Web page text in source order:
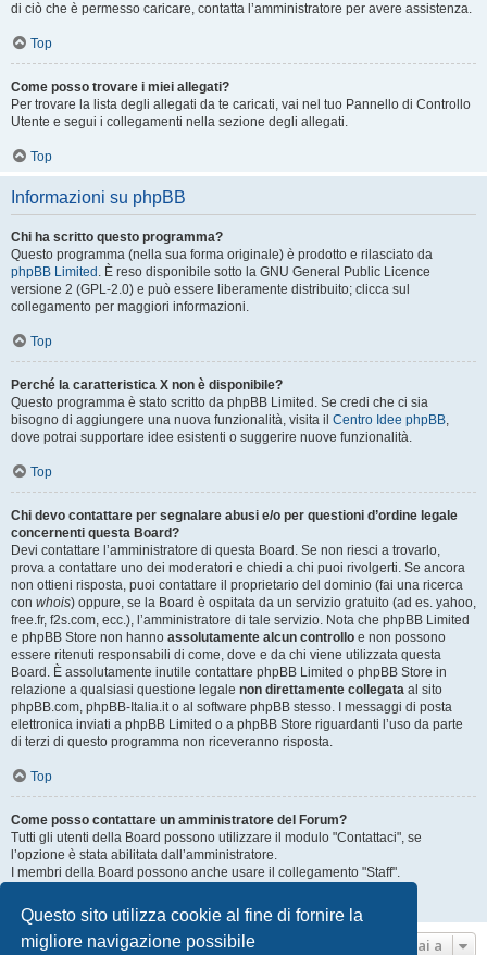
Questo sito utilizza cookie al fine di fornire la
migliore navigazione possibile
di ciò che è permesso caricare, contatta l’amministratore per avere assistenza.
Top
Come posso trovare i miei allegati?
Per trovare la lista degli allegati da te caricati, vai nel tuo Pannello di Controllo
Utente e segui i collegamenti nella sezione degli allegati.
Top
Informazioni su phpBB
Chi ha scritto questo programma?
Questo programma (nella sua forma originale) è prodotto e rilasciato da
phpBB Limited . È reso disponibile sotto la GNU General Public Licence
versione 2 (GPL-2.0) e può essere liberamente distribuito; clicca sul
collegamento per maggiori informazioni.
Top
Perché la caratteristica X non è disponibile?
Questo programma è stato scritto da phpBB Limited. Se credi che ci sia
bisogno di aggiungere una nuova funzionalità, visita il Centro Idee phpBB,
dove potrai supportare idee esistenti o suggerire nuove funzionalità.
Top
Chi devo contattare per segnalare abusi e/o per questioni d’ordine legale
concernenti questa Board?
Devi contattare l’amministratore di questa Board. Se non riesci a trovarlo,
prova a contattare uno dei moderatori e chiedi a chi puoi rivolgerti. Se ancora
non ottieni risposta, puoi contattare il proprietario del dominio (fai una ricerca
con whois) oppure, se la Board è ospitata da un servizio gratuito (ad es. yahoo,
free.fr, f2s.com, ecc.), l’amministratore di tale servizio. Nota che phpBB Limited
e phpBB Store non hanno assolutamente alcun controllo e non possono
essere ritenuti responsabili di come, dove e da chi viene utilizzata questa
Board. È assolutamente inutile contattare phpBB Limited o phpBB Store in
relazione a qualsiasi questione legale non direttamente collegata al sito
phpBB.com, phpBB-Italia.it o al software phpBB stesso. I messaggi di posta
elettronica inviati a phpBB Limited o a phpBB Store riguardanti l’uso da parte
di terzi di questo programma non riceveranno risposta.
Top
Come posso contattare un amministratore del Forum?
Tutti gli utenti della Board possono utilizzare il modulo "Contattaci", se
l’opzione è stata abilitata dall’amministratore.
I membri della Board possono anche usare il collegamento "Staff".
Top
Vai a